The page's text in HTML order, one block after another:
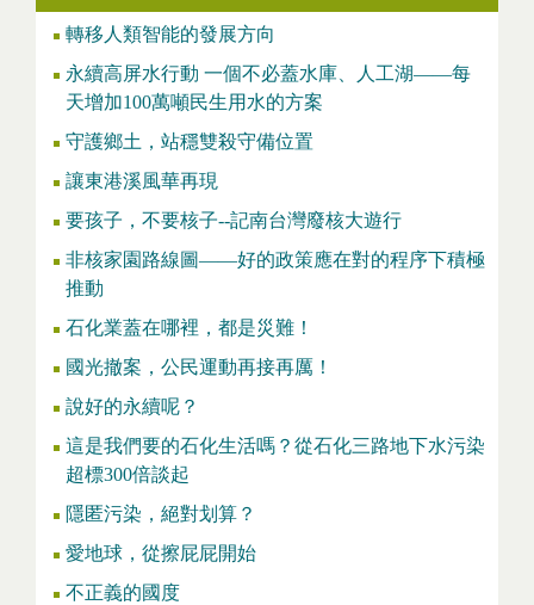
轉移人類智能的發展方向
永續高屏水行動 一個不必蓋水庫、人工湖——每
天增加100萬噸民生用水的方案
守護鄉土，站穩雙殺守備位置
讓東港溪風華再現
要孩子，不要核子--記南台灣廢核大遊行
非核家園路線圖——好的政策應在對的程序下積極
推動
石化業蓋在哪裡，都是災難！
國光撤案，公民運動再接再厲！
說好的永續呢？
這是我們要的石化生活嗎？從石化三路地下水污染
超標300倍談起
隱匿污染，絕對划算？
愛地球，從擦屁屁開始
不正義的國度